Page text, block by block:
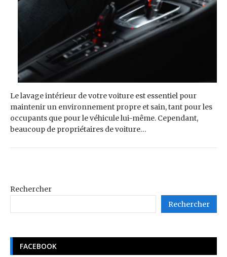
Le lavage intérieur de votre voiture est essentiel pour
maintenir un environnement propre et sain, tant pour les
occupants que pour le véhicule lui-même. Cependant,
beaucoup de propriétaires de voiture…
Rechercher
Rechercher
FACEBOOK